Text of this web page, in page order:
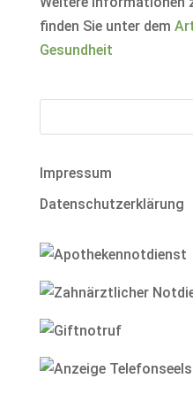
finden Sie unter dem
Gesundheit
Impressum
Datenschutzerklärung